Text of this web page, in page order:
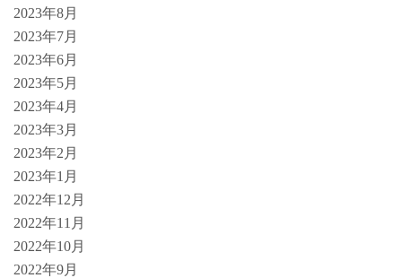
2023年8月
2023年7月
2023年6月
2023年5月
2023年4月
2023年3月
2023年2月
2023年1月
2022年12月
2022年11月
2022年10月
2022年9月